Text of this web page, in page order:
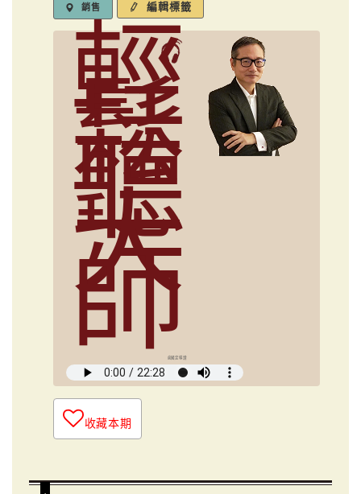
銷售 編輯標籤
輕
鬆
聽
大
師
俞國定導讀
收藏本期